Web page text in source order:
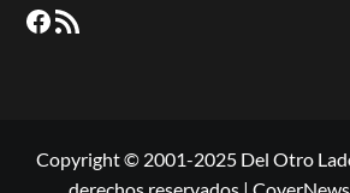
Facebook
RSS
Copyright © 2001-2025 Del Otro